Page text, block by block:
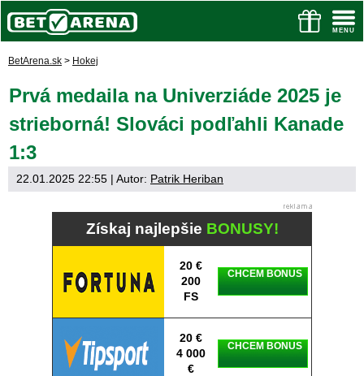
BetArena.sk > Hokej
Prvá medaila na Univerziáde 2025 je
strieborná! Slováci podľahli Kanade
1:3
22.01.2025 22:55 | Autor: Patrik Heriban
Získaj najlepšie BONUSY!
20 €
200
FS
CHCEM BONUS
20 €
4 000
€
CHCEM BONUS